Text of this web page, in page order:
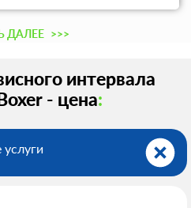
любые возникшие
ДАЛЕЕ >>>
интервала
- цена: